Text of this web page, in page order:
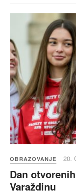
OBRAZOVANJE 20.
Dan
Varaždinu